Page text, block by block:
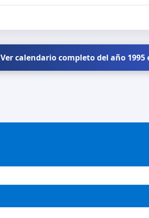
Ver calendario completo del año 1995